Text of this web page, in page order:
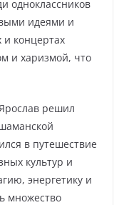
одноклассников
идеями и
концертах
и харизмой, что
решил
в путешествие
культур и
энергетику и
множество